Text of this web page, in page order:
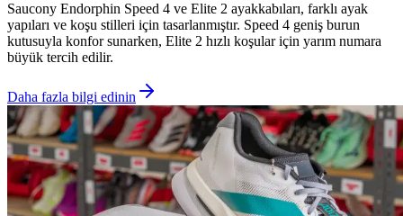
Saucony Endorphin Speed 4 ve Elite 2 ayakkabıları, farklı ayak
yapıları ve koşu stilleri için tasarlanmıştır. Speed 4 geniş burun
kutusuyla konfor sunarken, Elite 2 hızlı koşular için yarım numara
büyük tercih edilir.
Daha fazla bilgi edinin